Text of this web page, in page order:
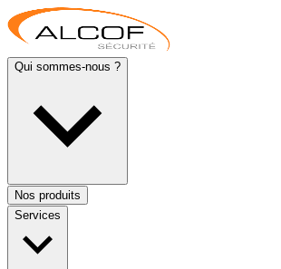
Qui sommes-nous ?
Nos produits
Services